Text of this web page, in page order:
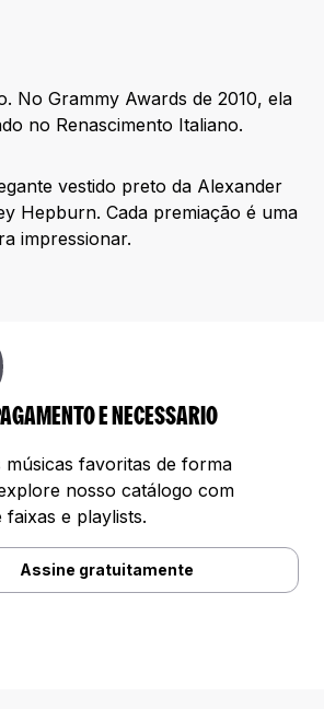
No Grammy Awards de 2010, ela
no Renascimento Italiano.
vestido preto da Alexander
Hepburn. Cada premiação é uma
impressionar.
E NECESSARIO
músicas favoritas de forma
nosso catálogo com
faixas e playlists.
Assine gratuitamente